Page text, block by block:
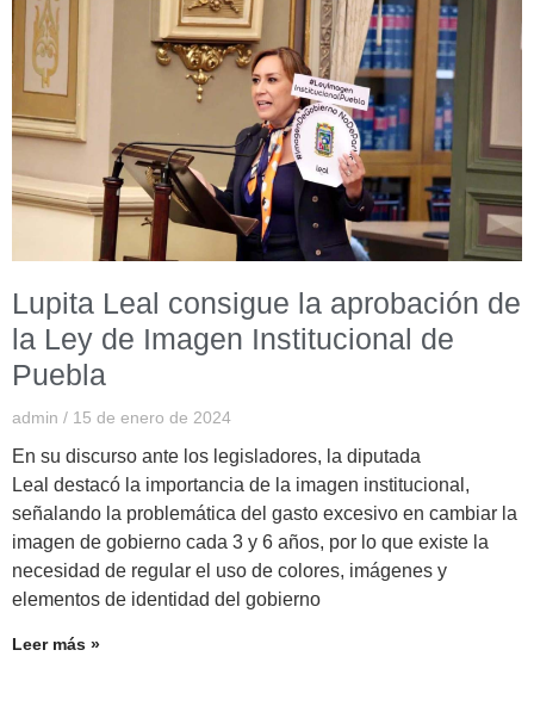
Lupita Leal consigue la aprobación de
la Ley de Imagen Institucional de
Puebla
admin 15 de enero de 2024
En su discurso ante los legisladores, la diputada
Leal destacó la importancia de la imagen institucional,
señalando la problemática del gasto excesivo en cambiar la
imagen de gobierno cada 3 y 6 años, por lo que existe la
necesidad de regular el uso de colores, imágenes y
elementos de identidad del gobierno
Leer más »